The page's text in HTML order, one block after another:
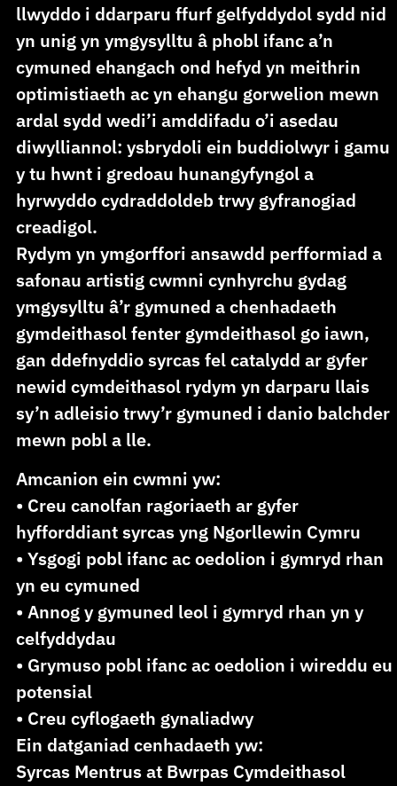
llwyddo i ddarparu ffurf gelfyddydol sydd nid
yn unig yn ymgysylltu â phobl ifanc a’n
cymuned ehangach ond hefyd yn meithrin
optimistiaeth ac yn ehangu gorwelion mewn
ardal sydd wedi’i amddifadu o’i asedau
diwylliannol: ysbrydoli ein buddiolwyr i gamu
y tu hwnt i gredoau hunangyfyngol a
hyrwyddo cydraddoldeb trwy gyfranogiad
creadigol.
Rydym yn ymgorffori ansawdd perfformiad a
safonau artistig cwmni cynhyrchu gydag
ymgysylltu â’r gymuned a chenhadaeth
gymdeithasol fenter gymdeithasol go iawn,
gan ddefnyddio syrcas fel catalydd ar gyfer
newid cymdeithasol rydym yn darparu llais
sy’n adleisio trwy’r gymuned i danio balchder
mewn pobl a lle.
Amcanion ein cwmni yw:
• Creu canolfan ragoriaeth ar gyfer
hyfforddiant syrcas yng Ngorllewin Cymru
• Ysgogi pobl ifanc ac oedolion i gymryd rhan
yn eu cymuned
• Annog y gymuned leol i gymryd rhan yn y
celfyddydau
• Grymuso pobl ifanc ac oedolion i wireddu eu
potensial
• Creu cyflogaeth gynaliadwy
Ein datganiad cenhadaeth yw:
Syrcas Mentrus at Bwrpas Cymdeithasol